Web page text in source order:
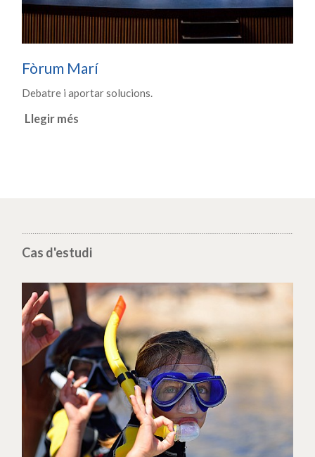
Fòrum Marí
Debatre i aportar solucions.
Llegir més
Cas d'estudi